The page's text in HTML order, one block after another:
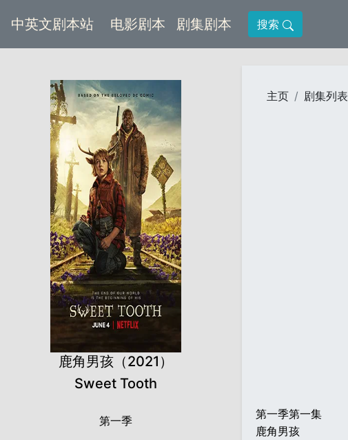
中英文剧本站 电影剧本 (current)
剧集剧本 (current)
搜索
鹿角男孩（2021）
Sweet Tooth
第一季
主页 剧集列表
第一季第一集
鹿角男孩